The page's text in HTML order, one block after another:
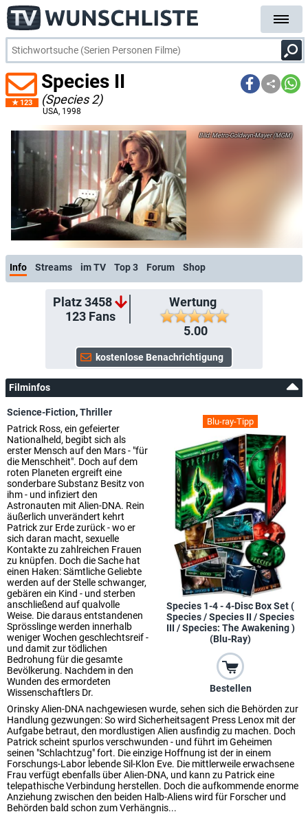
123
Species II
(Species 2)
USA, 1998
Metro-Goldwyn-Mayer (MGM)
Info Streams im TV Top 3 Forum Shop
Platz 3458
123Fans
Wertung
5.00
Filminfos
Blu-ray-Tipp
Species 1-4 - 4-Disc Box Set (
Species / Species II / Species
III / Species: The Awakening )
(Blu-Ray)
Bestellen
Science-Fiction,Thriller
Patrick Ross, ein gefeierter
Nationalheld, begibt sich als
erster Mensch auf den Mars - "für
die Menschheit". Doch auf dem
roten Planeten ergreift eine
sonderbare Substanz Besitz von
ihm - und infiziert den
Astronauten mit Alien-DNA. Rein
äußerlich unverändert kehrt
Patrick zur Erde zurück - wo er
sich daran macht, sexuelle
Kontakte zu zahlreichen Frauen
zu knüpfen. Doch die Sache hat
einen Haken: Sämtliche Geliebte
werden auf der Stelle schwanger,
gebären ein Kind - und sterben
anschließend auf qualvolle
Weise. Die daraus entstandenen
Sprösslinge werden innerhalb
weniger Wochen geschlechtsreif -
und damit zur tödlichen
Bedrohung für die gesamte
Bevölkerung. Nachdem in den
Wunden des ermordeten
Wissenschaftlers Dr.
Orinsky Alien-DNA nachgewiesen wurde, sehen sich die Behörden zur
Handlung gezwungen: So wird Sicherheitsagent Press Lenox mit der
Aufgabe betraut, den mordlustigen Alien ausfindig zu machen. Doch
Patrick scheint spurlos verschwunden - und führt im Geheimen
seinen "Schlachtzug" fort. Die einzige Hoffnung ist der in einem
Forschungs-Labor lebende Sil-Klon Eve. Die mittlerweile erwachsene
Frau verfügt ebenfalls über Alien-DNA, und kann zu Patrick eine
telepathische Verbindung herstellen. Doch die aufkommende enorme
Anziehung zwischen den beiden Halb-Aliens wird für Forscher und
Behörden bald schon zum Verhängnis...